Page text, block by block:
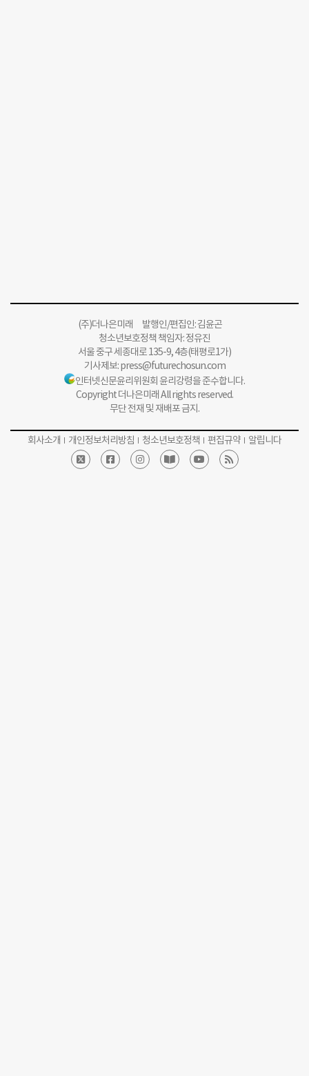
(주)더나은미래 발행인/편집인: 김윤곤
청소년보호정책 책임자: 정유진
서울 중구 세종대로 135-9, 4층(태평로1가)
기사제보:press@futurechosun.com
인터넷신문윤리위원회 윤리강령을 준수합니다.
Copyright 더나은미래 All rights reserved.
무단 전재 및 재배포 금지.
회사소개 개인정보처리방침 청소년보호정책 편집규약 알립니다